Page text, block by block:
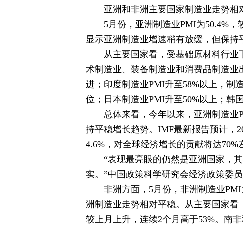
亚洲和非洲主要国家制造业走势相
5月份，亚洲制造业PMI为50.4%，
显示亚洲制造业增速稍有放缓，但保持
从主要国家看，受基础原材料行
术制造业、装备制造业和消费品制造
进；印度制造业PMI升至58%以上，制
位；日本制造业PMI升至50%以上；韩
总体来看，今年以来，亚洲制造业
持平稳增长趋势。IMF最新报告预计，
4.6%，对全球经济增长的贡献将达70%
“表现最亮眼的仍然是亚洲国家，
实。”中国政策科学研究会经济政策委
非洲方面，5月份，非洲制造业
洲制造业走势相对平稳。从主要国家
较上月上升，连续2个月高于53%。南